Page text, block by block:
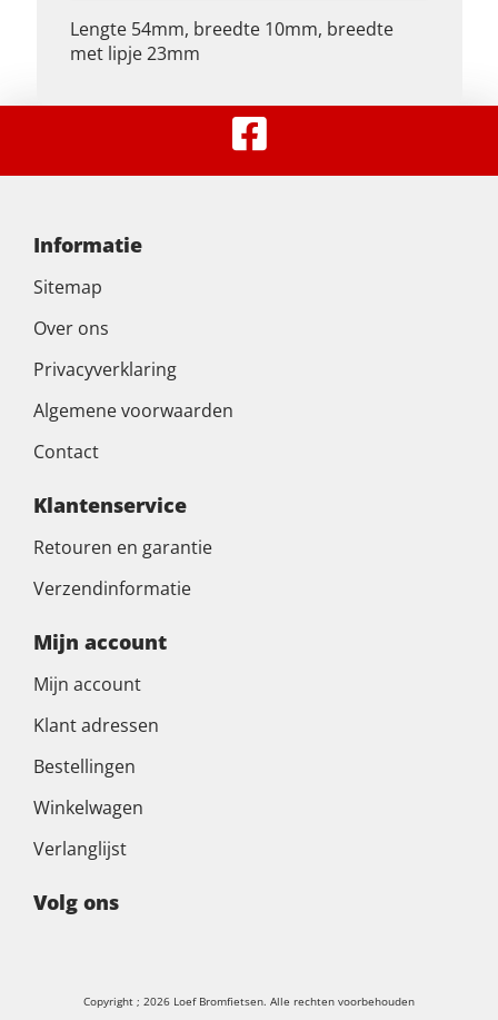
Lengte 54mm, breedte 10mm, breedte
met lipje 23mm
Informatie
Sitemap
Over ons
Privacyverklaring
Algemene voorwaarden
Contact
Klantenservice
Retouren en garantie
Verzendinformatie
Mijn account
Mijn account
Klant adressen
Bestellingen
Winkelwagen
Verlanglijst
Volg ons
Copyright ; 2026 Loef Bromfietsen. Alle rechten voorbehouden